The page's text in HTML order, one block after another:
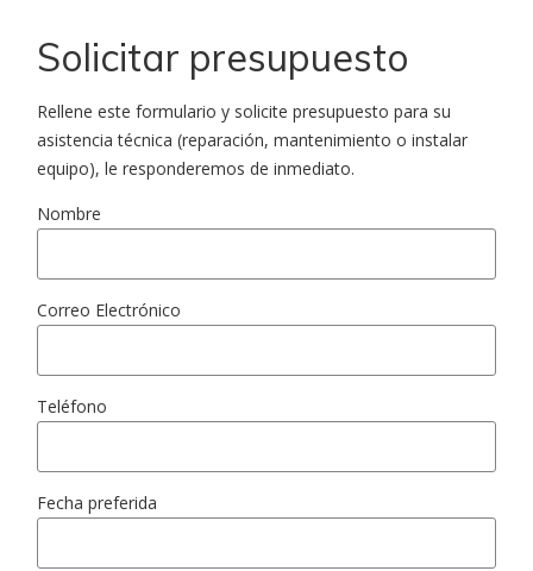
Solicitar presupuesto
Rellene este formulario y solicite presupuesto para su
asistencia técnica (reparación, mantenimiento o instalar
equipo), le responderemos de inmediato.
Nombre
Correo Electrónico
Teléfono
Fecha preferida